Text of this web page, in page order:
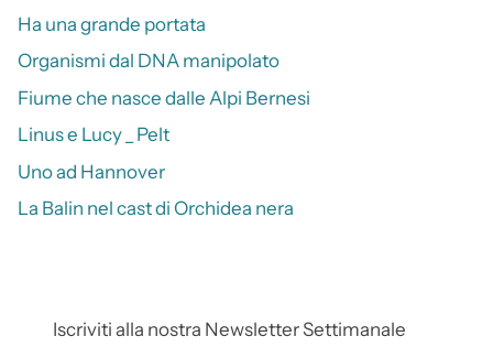
Ha una grande portata
Organismi dal DNA manipolato
Fiume che nasce dalle Alpi Bernesi
Linus e Lucy _ Pelt
Uno ad Hannover
La Balin nel cast di Orchidea nera
Iscriviti alla nostra Newsletter Settimanale